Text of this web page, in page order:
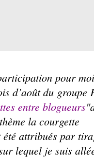
pour
d’août du groupe
entre blogueurs
thème la courgette
été attribués par
lequel je suis